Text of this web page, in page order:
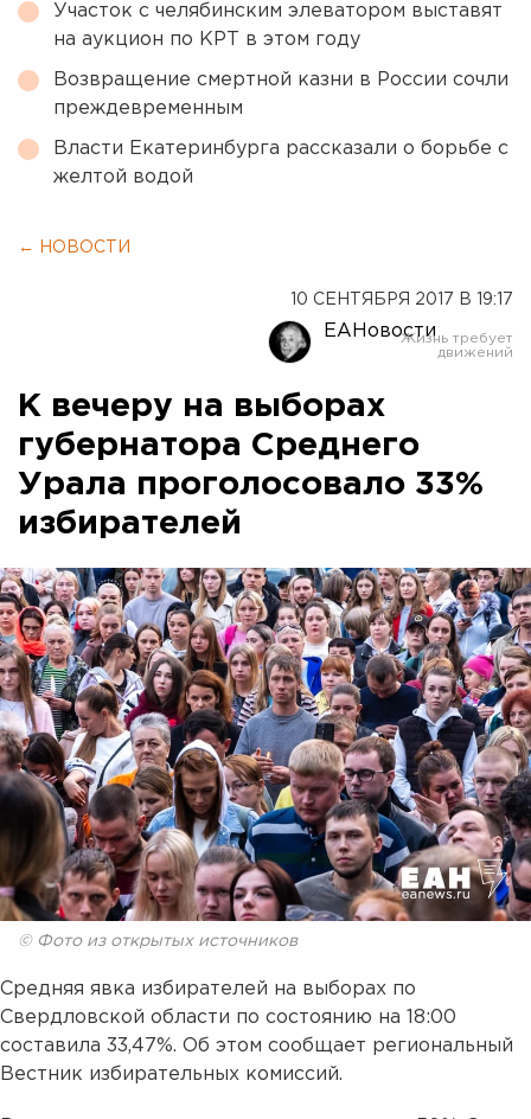
Участок с челябинским элеватором выставят
на аукцион по КРТ в этом году
Возвращение смертной казни в России сочли
преждевременным
Власти Екатеринбурга рассказали о борьбе с
желтой водой
← НОВОСТИ
10 СЕНТЯБРЯ 2017 В 19:17
ЕАНовости
К вечеру на выборах
губернатора Среднего
Урала проголосовало 33%
избирателей
© Фото из открытых источников
Средняя явка избирателей на выборах по
Свердловской области по состоянию на 18:00
составила 33,47%. Об этом сообщает региональный
Вестник избирательных комиссий.